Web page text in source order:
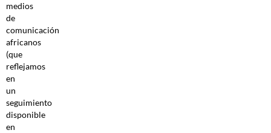
medios
de
comunicación
africanos
(que
reflejamos
en
un
seguimiento
disponible
en